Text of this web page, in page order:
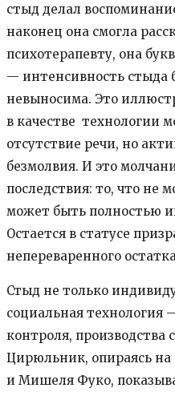
стыд делал
наконец она смогла
психотерапевту, она
— интенсивность стыда
невыносима. Это
в качестве технологии
отсутствие речи, но
безмолвия. И это
последствия: то, что не
может быть полностью
Остается в статусе
непереваренного
Стыд не только
социальная технология
контроля, производства
Цирюльник, опираясь
и Мишеля Фуко,